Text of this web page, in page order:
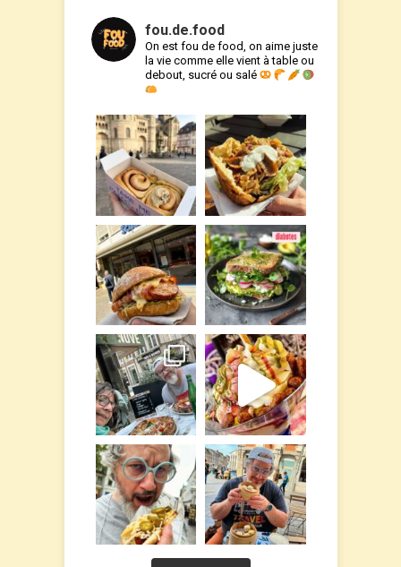
fou.de.food
On est fou de food, on aime juste
la vie comme elle vient à table ou
debout, sucré ou salé